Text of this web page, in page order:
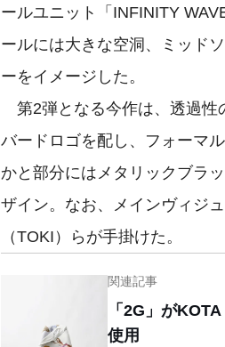
ールユニット「INFINITY
ールには大きな空洞、ミッド
ーをイメージした。
第2弾となる今作は、透過性
バードロゴを配し、フォーマ
かと部分にはメタリックブラ
ザイン。なお、メインヴィジ
（TOKI）らが手掛けた。
関連記事
「2G」が
使用